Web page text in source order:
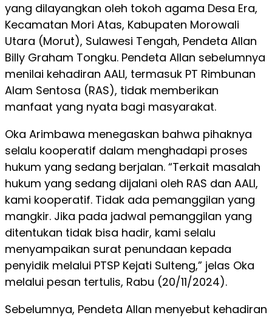
yang dilayangkan oleh tokoh agama Desa Era,
Kecamatan Mori Atas, Kabupaten Morowali
Utara (Morut), Sulawesi Tengah, Pendeta Allan
Billy Graham Tongku. Pendeta Allan sebelumnya
menilai kehadiran AALI, termasuk PT Rimbunan
Alam Sentosa (RAS), tidak memberikan
manfaat yang nyata bagi masyarakat.
Oka Arimbawa menegaskan bahwa pihaknya
selalu kooperatif dalam menghadapi proses
hukum yang sedang berjalan. “Terkait masalah
hukum yang sedang dijalani oleh RAS dan AALI,
kami kooperatif. Tidak ada pemanggilan yang
mangkir. Jika pada jadwal pemanggilan yang
ditentukan tidak bisa hadir, kami selalu
menyampaikan surat penundaan kepada
penyidik melalui PTSP Kejati Sulteng,” jelas Oka
melalui pesan tertulis, Rabu (20/11/2024).
Sebelumnya, Pendeta Allan menyebut kehadiran